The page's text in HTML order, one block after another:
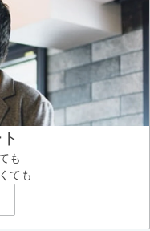
も
ても